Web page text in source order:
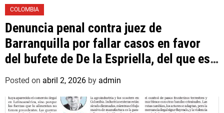
COLOMBIA
Denuncia penal contra juez de
Barranquilla por fallar casos en favor
del bufete de De la Espriella, del que es
asociado un hijo suyo
Posted on abril 2, 2026 by admin